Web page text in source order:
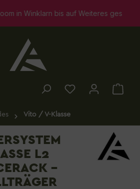
in Winklarn bis auf Weiteres
Vito / V-Klasse
L2
-